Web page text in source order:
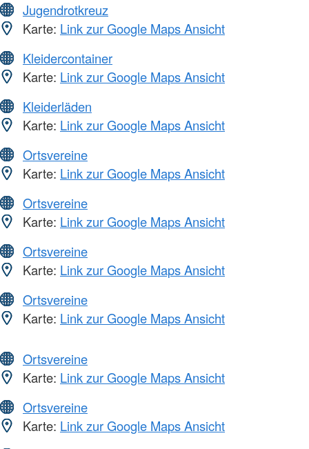
Jugendrotkreuz
Karte: Link zur Google Maps Ansicht
Kleidercontainer
Karte: Link zur Google Maps Ansicht
Kleiderläden
Karte: Link zur Google Maps Ansicht
Ortsvereine
Karte: Link zur Google Maps Ansicht
Ortsvereine
Karte: Link zur Google Maps Ansicht
Ortsvereine
Karte: Link zur Google Maps Ansicht
Ortsvereine
Karte: Link zur Google Maps Ansicht
Ortsvereine
Karte: Link zur Google Maps Ansicht
Ortsvereine
Karte: Link zur Google Maps Ansicht